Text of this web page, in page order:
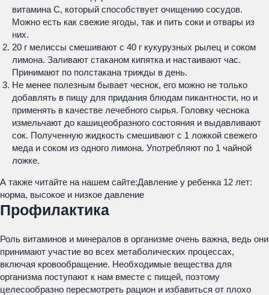
витамина С, который способствует очищению сосудов.
Можно есть как свежие ягоды, так и пить соки и отвары из
них.
20 г мелиссы смешивают с 40 г кукурузных рылец и соком
лимона. Заливают стаканом кипятка и настаивают час.
Принимают по полстакана трижды в день.
Не менее полезным бывает чеснок, его можно не только
добавлять в пищу для придания блюдам пикантности, но и
применять в качестве лечебного сырья. Головку чеснока
измельчают до кашицеобразного состояния и выдавливают
сок. Полученную жидкость смешивают с 1 ложкой свежего
меда и соком из одного лимона. Употребляют по 1 чайной
ложке.
А также читайте на нашем сайте:Давление у ребенка 12 лет:
норма, высокое и низкое давление
Профилактика
Роль витаминов и минералов в организме очень важна, ведь они
принимают участие во всех метаболических процессах,
включая кровообращение. Необходимые вещества для
организма поступают к нам вместе с пищей, поэтому
целесообразно пересмотреть рацион и избавиться от плохо